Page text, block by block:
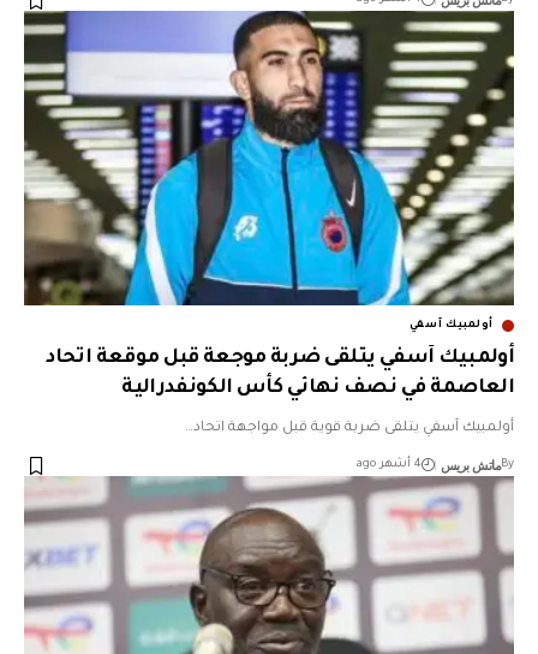
أولمبيك آسفي
أولمبيك آسفي يتلقى ضربة موجعة قبل موقعة اتحاد
العاصمة في نصف نهائي كأس الكونفدرالية
أولمبيك آسفي يتلقى ضربة قوية قبل مواجهة اتحاد…
Byماتش بريس 4 أشهر ago